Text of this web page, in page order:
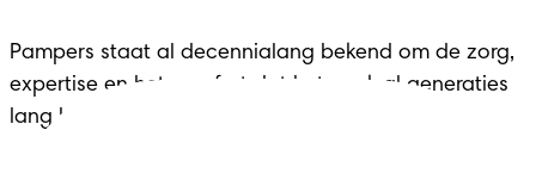
Pampers staat al decennialang bekend om de zorg,
expertise en het comfort dat het merk al generaties
lang biedt aan gezinnen in elke belangrijke fase.